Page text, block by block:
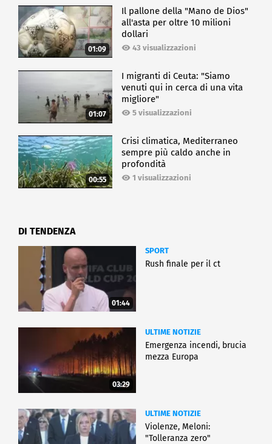
01:09
Il pallone della "Mano de Dios"
all'asta per oltre 10 milioni
dollari
43 visualizzazioni
01:07
I migranti di Ceuta: "Siamo
venuti qui in cerca di una vita
migliore"
5 visualizzazioni
00:55
Crisi climatica, Mediterraneo
sempre più caldo anche in
profondità
1 visualizzazioni
DI TENDENZA
01:44
SPORT
Rush finale per il ct
03:29
ULTIME NOTIZIE
Emergenza incendi, brucia
mezza Europa
ULTIME NOTIZIE
Violenze, Meloni:
"Tolleranza zero"